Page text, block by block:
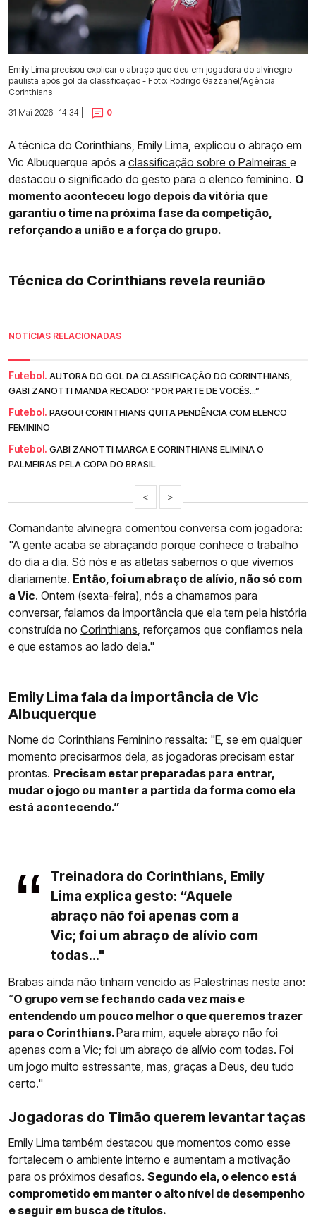
Emily Lima precisou explicar o abraço que deu em jogadora do alvinegro
paulista após gol da classificação - Foto: Rodrigo Gazzanel/Agência
Corinthians
31 Mai 2026 | 14:34 |
0
A técnica do Corinthians, Emily Lima, explicou o abraço em
Vic Albuquerque após a classificação sobre o Palmeiras e
destacou o significado do gesto para o elenco feminino. O
momento aconteceu logo depois da vitória que
garantiu o time na próxima fase da competição,
reforçando a união e a força do grupo.
Técnica do Corinthians revela reunião
NOTÍCIAS RELACIONADAS
Futebol. AUTORA DO GOL DA CLASSIFICAÇÃO DO CORINTHIANS,
GABI ZANOTTI MANDA RECADO: “POR PARTE DE VOCÊS...”
Futebol. PAGOU! CORINTHIANS QUITA PENDÊNCIA COM ELENCO
FEMININO
Futebol. GABI ZANOTTI MARCA E CORINTHIANS ELIMINA O
PALMEIRAS PELA COPA DO BRASIL
< >
Comandante alvinegra comentou conversa com jogadora:
"A gente acaba se abraçando porque conhece o trabalho
do dia a dia. Só nós e as atletas sabemos o que vivemos
diariamente. Então, foi um abraço de alívio, não só com
a Vic. Ontem (sexta-feira), nós a chamamos para
conversar, falamos da importância que ela tem pela história
construída no Corinthians , reforçamos que confiamos nela
e que estamos ao lado dela."
Emily Lima fala da importância de Vic
Albuquerque
Nome do Corinthians Feminino ressalta: "E, se em qualquer
momento precisarmos dela, as jogadoras precisam estar
prontas. Precisam estar preparadas para entrar,
mudar o jogo ou manter a partida da forma como ela
está acontecendo.”
Treinadora do Corinthians, Emily
Lima explica gesto: “Aquele
abraço não foi apenas com a
Vic; foi um abraço de alívio com
todas..."
Brabas ainda não tinham vencido as Palestrinas neste ano:
“O grupo vem se fechando cada vez mais e
entendendo um pouco melhor o que queremos trazer
para o Corinthians.Para mim, aquele abraço não foi
apenas com a Vic; foi um abraço de alívio com todas. Foi
um jogo muito estressante, mas, graças a Deus, deu tudo
certo."
Jogadoras do Timão querem levantar taças
Emily Lima também destacou que momentos como esse
fortalecem o ambiente interno e aumentam a motivação
para os próximos desafios. Segundo ela, o elenco está
comprometido em manter o alto nível de desempenho
e seguir em busca de títulos.